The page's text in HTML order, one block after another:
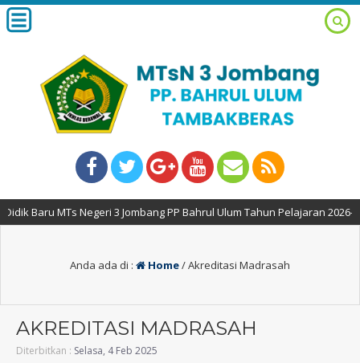
Negeri 3 Jombang PP Bahrul Ulum Tahun Pelajaran 2026-2027
Anda ada di : Home/Akreditasi Madrasah
AKREDITASI MADRASAH
Diterbitkan : Selasa, 4 Feb 2025